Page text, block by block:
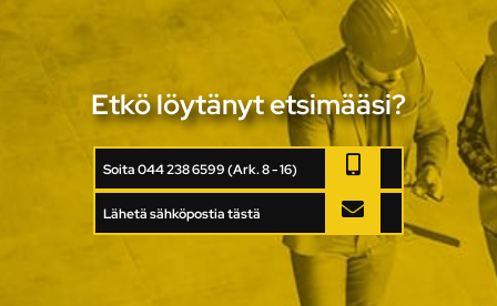
Etkö löytänyt etsimääsi?
Soita 044 238 6599 (Ark. 8 - 16)
Lähetä sähköpostia tästä